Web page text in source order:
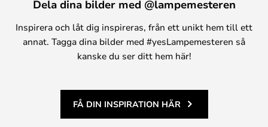
Dela dina bilder med @lampemesteren
Inspirera och låt dig inspireras, från ett unikt hem till ett
annat. Tagga dina bilder med #yesLampemesteren så
kanske du ser ditt hem här!
FÅ DIN INSPIRATION HÄR